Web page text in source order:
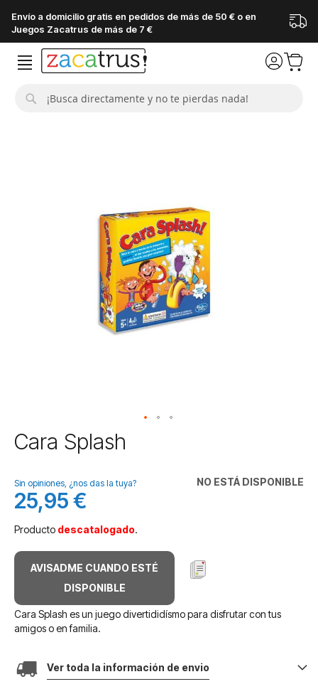
Envío a domicilio gratis en pedidos de más de 50 € o en
Juegos Zacatrus de más de 7 €
Saltar
al
de
la
galería
imágenes
Cara Splash
NO ESTÁ DISPONIBLE
Sin opiniones, ¿nos das la tuya?
25,95 €
Producto descatalogado.
AVISADME CUANDO ESTÉ
DISPONIBLE
Cara Splash es un juego divertididísmo para disfrutar con tus
amigos o en familia.
Ver toda la información de envio